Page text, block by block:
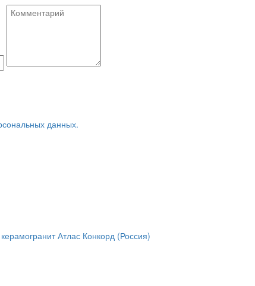
данных.
Атлас Конкорд (Россия)